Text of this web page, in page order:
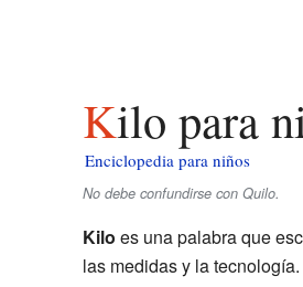
Kilo para
Enciclopedia para niños
No debe confundirse con Quilo.
Kilo es una palabra que
las medidas y la